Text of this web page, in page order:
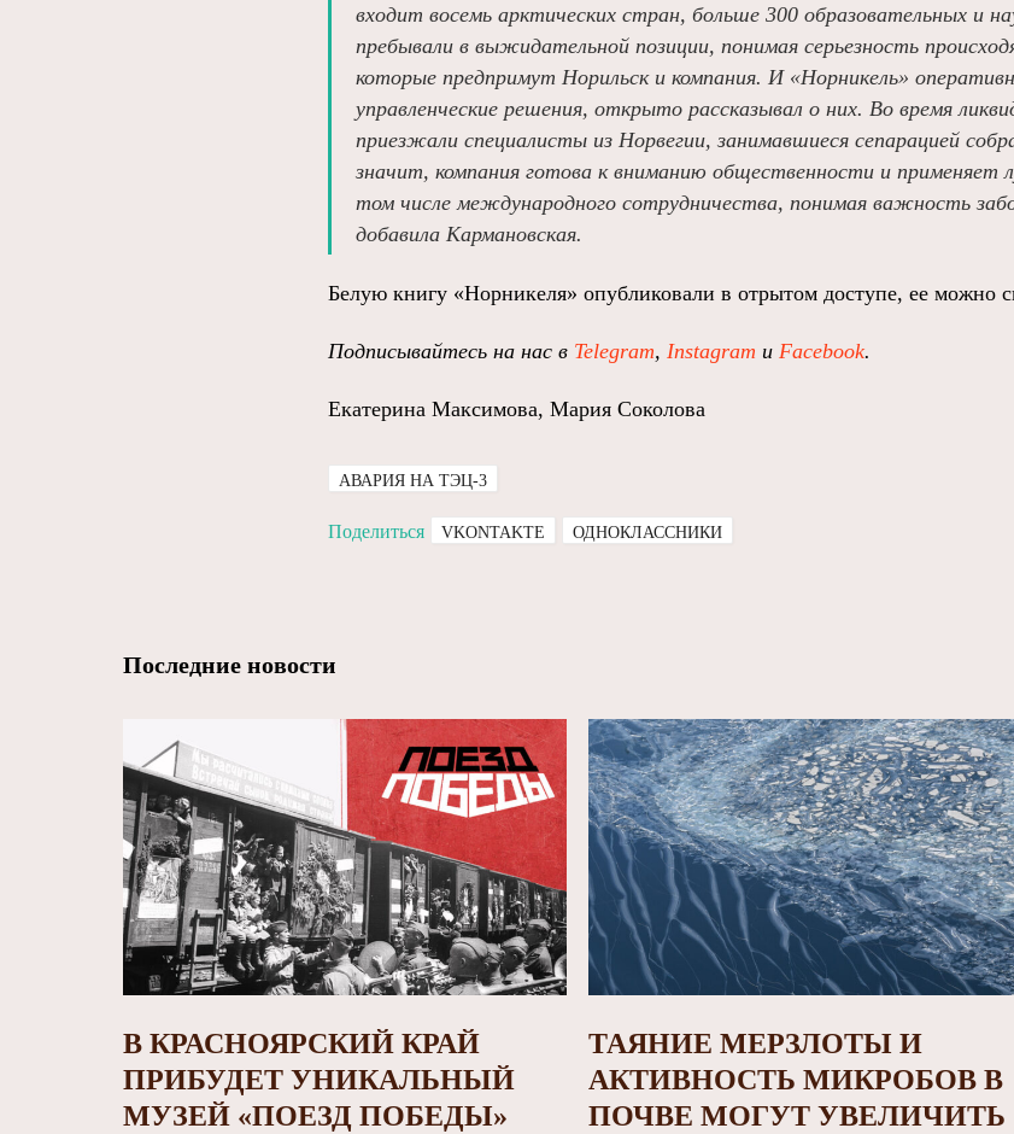
входит восемь арктических стран, больше 300 образовательных и
пребывали в выжидательной позиции, понимая серьезность
которые предпримут Норильск и компания. И «Норникель»
управленческие решения, открыто рассказывал о них. Во время
приезжали специалисты из Норвегии, занимавшиеся сепарацией
значит, компания готова к вниманию общественности и применяет
том числе международного сотрудничества, понимая важность
добавила Кармановская.
Белую книгу «Норникеля» опубликовали в отрытом доступе, ее можно
Подписывайтесь на нас в Telegram, Instagram и Facebook.
Екатерина Максимова, Мария Соколова
АВАРИЯ НА ТЭЦ-3
Поделиться VKONTAKTE ОДНОКЛАССНИКИ
Последние новости
В КРАСНОЯРСКИЙ КРАЙ
ПРИБУДЕТ УНИКАЛЬНЫЙ
МУЗЕЙ «ПОЕЗД ПОБЕДЫ»
ТАЯНИЕ МЕРЗЛОТЫ И
АКТИВНОСТЬ МИКРОБОВ В
ПОЧВЕ МОГУТ УВЕЛИЧИТЬ